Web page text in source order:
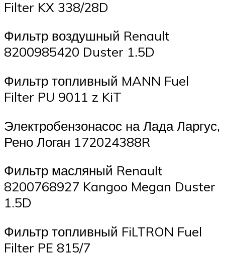
Filter KX 338/28D
Фильтр воздушный Renault
8200985420 Duster 1.5D
Фильтр топливный MANN Fuel
Filter PU 9011 z KiT
Электробензонасос на Лада Ларгус,
Рено Логан 172024388R
Фильтр масляный Renault
8200768927 Kangoo Megan Duster
1.5D
Фильтр топливный FiLTRON Fuel
Filter PE 815/7